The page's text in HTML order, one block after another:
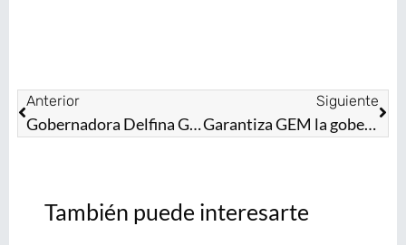
Anterior
Gobernadora Delfina Gómez Álvarez atrae inversión; EdoMéx ocupa primer lugar nacional en generación de empleos
Siguiente
Garantiza GEM la gobernabilidad en primer año de la transformación encabezada por la Gobernadora Delfina Gómez Álvarez
También puede interesarte